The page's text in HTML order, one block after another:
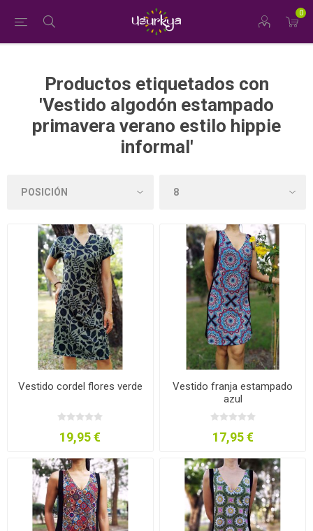
0
Productos etiquetados con
'Vestido algodón estampado
primavera verano estilo hippie
informal'
Vestido cordel flores verde
19,95 €
Vestido franja estampado
azul
17,95 €